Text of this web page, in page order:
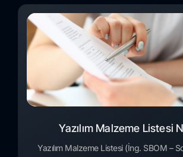
Yazılım Malzeme Listesi
Yazılım Malzeme Listesi (İng. SBOM –